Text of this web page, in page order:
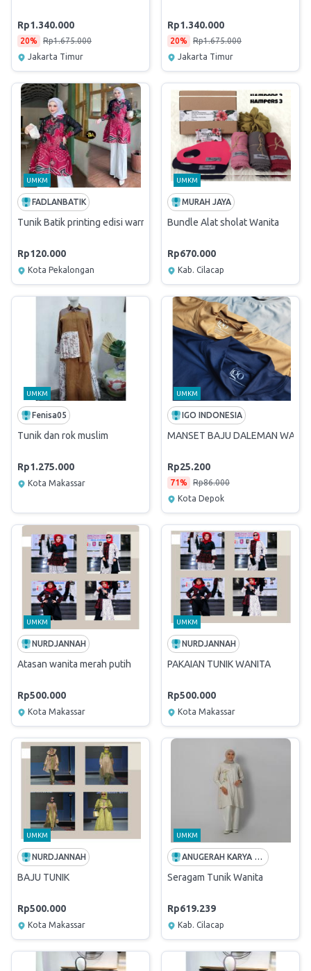
Rp1.340.000
20%
Rp1.675.000
Jakarta Timur
Rp1.340.000
20%
Rp1.675.000
Jakarta Timur
UMKM
FADLANBATIK
Tunik Batik printing edisi warna merah
Rp120.000
Kota Pekalongan
UMKM
MURAH JAYA
Bundle Alat sholat Wanita
Rp670.000
Kab. Cilacap
UMKM
Fenisa05
Tunik dan rok muslim
Rp1.275.000
Kota Makassar
UMKM
IGO INDONESIA
MANSET BAJU DALEMAN
Rp25.200
71%
Rp86.000
Kota Depok
UMKM
NURDJANNAH
Atasan wanita merah putih
Rp500.000
Kota Makassar
UMKM
NURDJANNAH
PAKAIAN TUNIK WANITA
Rp500.000
Kota Makassar
UMKM
NURDJANNAH
BAJU TUNIK
Rp500.000
Kota Makassar
UMKM
ANUGERAH KARYA BESTARI
Seragam Tunik Wanita
Rp619.239
Kab. Cilacap